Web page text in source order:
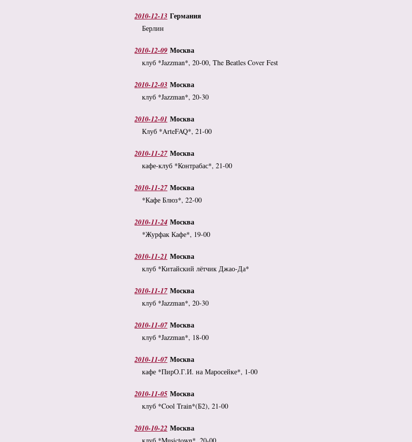
2010-12-13 Германия
Берлин
2010-12-09 Москва
клуб *Jazzman*, 20-00, The Beatles Cover Fest
2010-12-03 Москва
клуб *Jazzman*, 20-30
2010-12-01 Москва
Клуб *ArteFAQ*, 21-00
2010-11-27 Москва
кафе-клуб *Контрабас*, 21-00
2010-11-27 Москва
*Кафе Блюз*, 22-00
2010-11-24 Москва
*Журфак Кафе*, 19-00
2010-11-21 Москва
клуб *Китайский лётчик Джао-Да*
2010-11-17 Москва
клуб *Jazzman*, 20-30
2010-11-07 Москва
клуб *Jazzman*, 18-00
2010-11-07 Москва
кафе *ПирО.Г.И. на Маросейке*, 1-00
2010-11-05 Москва
клуб *Cool Train*(Б2), 21-00
2010-10-22 Москва